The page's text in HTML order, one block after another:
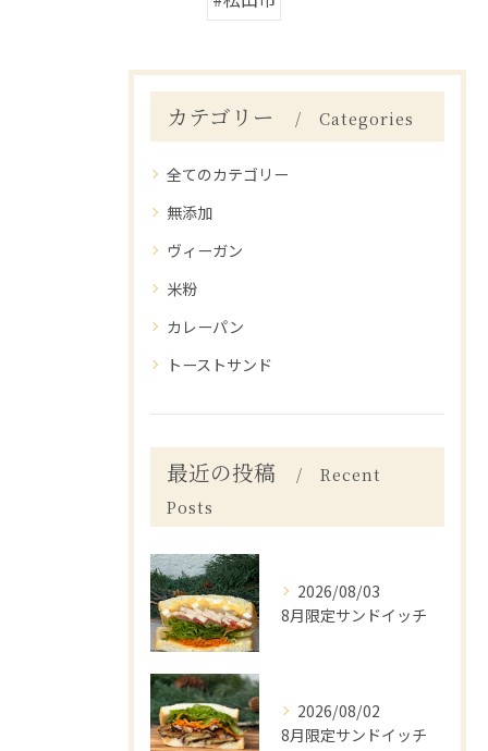
カテゴリー Categories
全てのカテゴリー
無添加
ヴィーガン
米粉
カレーパン
トーストサンド
最近の投稿
Recent
Posts
2026/08/03
8月限定サンドイッチ
2026/08/02
8月限定サンドイッチ